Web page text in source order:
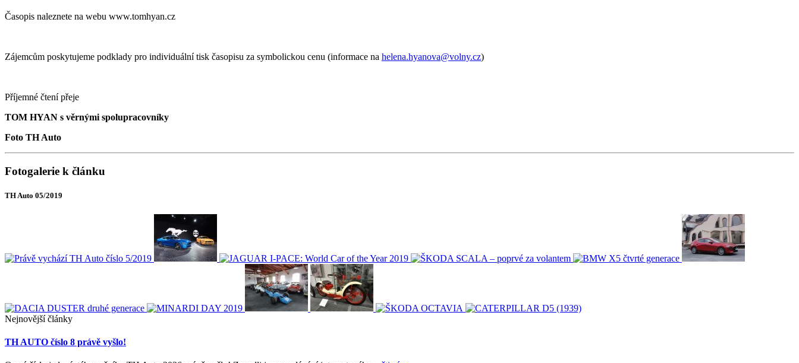
Časopis naleznete na webu www.tomhyan.cz
Zájemcům poskytujeme podklady pro individuální tisk časopisu za symbolickou cenu (informace na helena.hyanova@volny.cz)
Příjemné čtení přeje
TOM HYAN s věrnými spolupracovníky
Foto TH Auto
Fotogalerie k článku
TH Auto 05/2019
Nejnovější články
TH AUTO číslo 8 právě vyšlo!